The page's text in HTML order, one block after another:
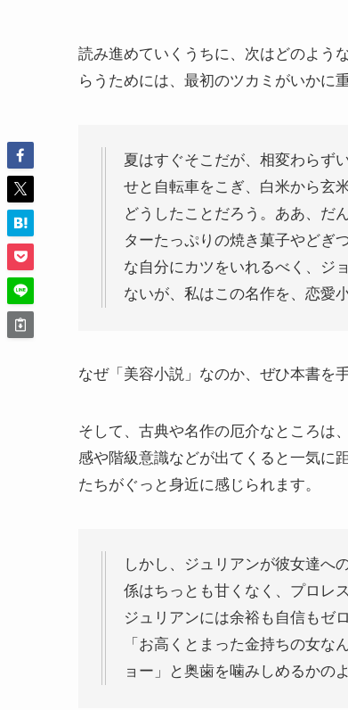
読み進めていくうちに、次はどのよう
らうためには、最初のツカミがいかに
夏はすぐそこだが、相変わらず
せと自転車をこぎ、白米から玄
どうしたことだろう。ああ、だ
ターたっぷりの焼き菓子やどぎ
な自分にカツをいれるべく、ジ
ないが、私はこの名作を、恋愛
なぜ「美容小説」なのか、ぜひ本書を
そして、古典や名作の厄介なところは
感や階級意識などが出てくると一気に
たちがぐっと身近に感じられます。
しかし、ジュリアンが彼女達へ
係はちっとも甘くなく、プロレ
ジュリアンには余裕も自信もゼ
「お高くとまった金持ちの女
ョー」と奥歯を噛みしめるかの